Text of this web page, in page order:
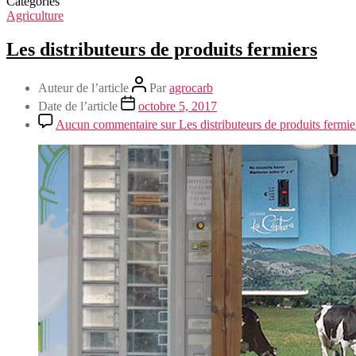
Agriculture
Les distributeurs de produits fermiers
Auteur de l’article Paragrocarb
Date de l’article
octobre 5, 2017
Aucun commentaire sur Les distributeurs de produits